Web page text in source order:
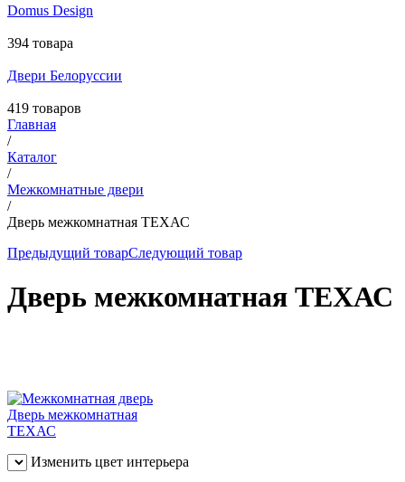
Domus Design
394 товара
Двери Белоруссии
419 товаров
Главная
/
Каталог
/
Межкомнатные двери
/
Дверь межкомнатная ТЕХАС
Предыдущий товарСледующий товар
Дверь межкомнатная ТЕХАС
Изменить цвет интерьера